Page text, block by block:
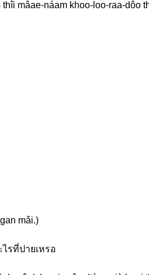
mâae-náam khoo-loo-raa-dôo
mǎi.)
รที่ปายเหรอ